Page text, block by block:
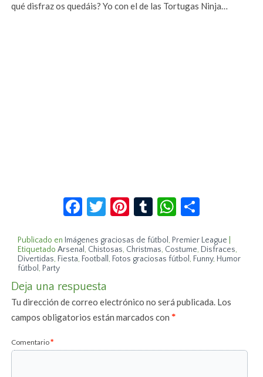
qué disfraz os quedáis? Yo con el de las Tortugas Ninja…
Facebook
Twitter
Pinterest
TumblrWhatsApp
Publicado en Imágenes graciosas de fútbol , Premier League
Etiquetado Arsenal , Chistosas, Christmas, Costume, Disfraces,
Divertidas, Fiesta, Football , Fotos graciosas fútbol , Funny, Humor
fútbol , Party
Deja una respuesta
Tu dirección de correo electrónico no será publicada. Los
campos obligatorios están marcados con*
Comentario*